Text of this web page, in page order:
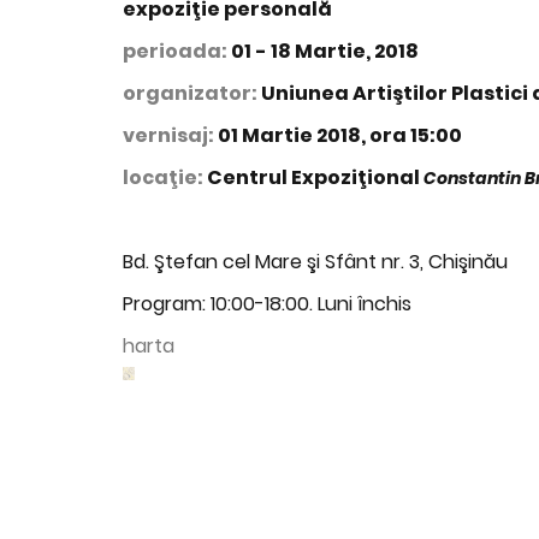
expoziţie personală
perioada: 01 - 18 Martie, 2018
organizator: Uniunea Artiştilor Plastici
vernisaj: 01 Martie 2018, ora 15:00
locaţie: Centrul Expoziţional Constantin
Bd. Ştefan cel Mare şi Sfânt nr. 3, Chişinău
Program: 10:00-18:00. Luni închis
harta